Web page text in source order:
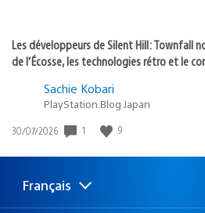
Les développeurs de Silent Hill: Townfall
de l’Écosse, les technologies rétro et le
Sachie Kobari
PlayStation.Blog Japan
Date
publication
30/07/2026 1 9
Choisir
une
Région
actuelle
Français